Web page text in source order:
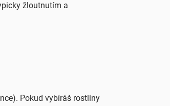
žloutnutím a
Pokud vybíráš rostliny